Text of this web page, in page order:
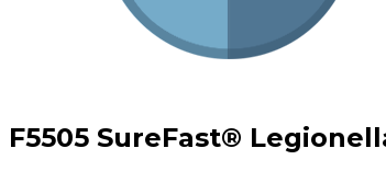
F5505 SureFast®